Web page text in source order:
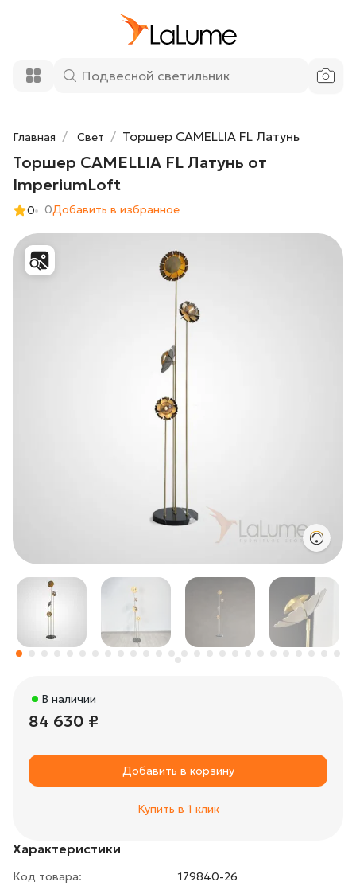
Главная Свет Торшер CAMELLIA FL Латунь
Торшер CAMELLIA FL Латунь от
ImperiumLoft
0 0Добавить в избранное
Характеристики
Код товара: 179840-26
В наличии
84 630 ₽
Добавить в корзину
Купить в 1 клик
ImperiumLoft